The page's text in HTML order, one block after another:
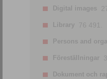
Digital images
Library 76 491.
Persons and
Föreställningar
Dokument och